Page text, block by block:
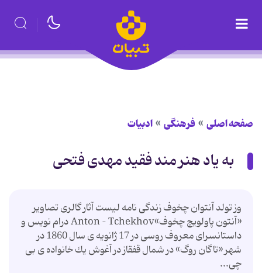
صفحه اصلی فرهنگی ادبیات
به یاد هنر مند فقید مهدی فتحی
وز تولد آنتوان چخوف زندگی نامه لیست آثار گالری تصاویر
«آنتون پاولویچ چخوف»Anton – Tchekhov درام نویس و
داستانسرای معروف روسی در 17 ژانویه ی سال 1860 در
شهر «تاگان روگ» در شمال قفقاز در آغوش یك خانواده ی بی
چی...